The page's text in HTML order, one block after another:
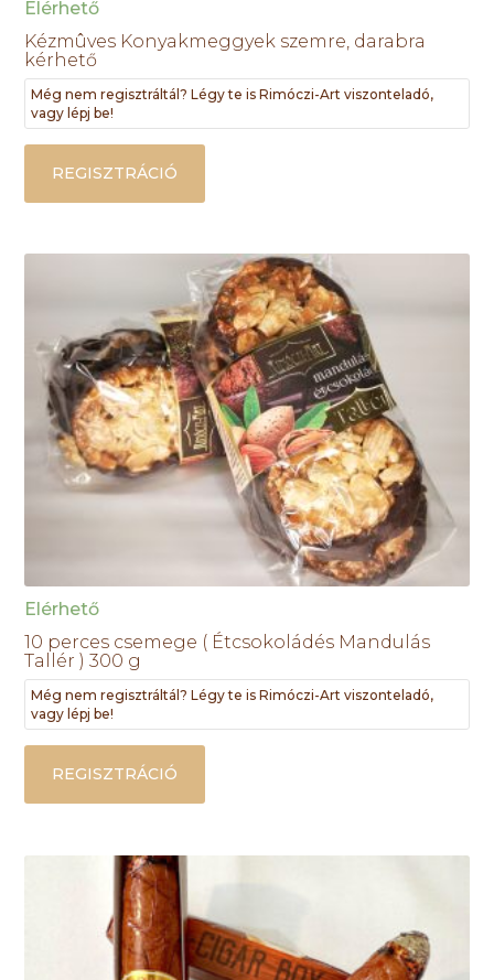
Elérhető
Kézmûves Konyakmeggyek szemre, darabra
kérhető
Még nem regisztráltál? Légy te is Rimóczi-Art viszonteladó,
vagy lépj be!
REGISZTRÁCIÓ
Elérhető
10 perces csemege ( Étcsokoládés Mandulás
Tallér ) 300 g
Még nem regisztráltál? Légy te is Rimóczi-Art viszonteladó,
vagy lépj be!
REGISZTRÁCIÓ